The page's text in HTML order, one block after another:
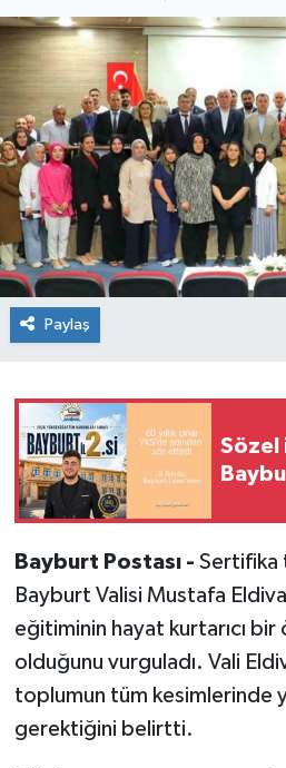
Paylaş
Sözel
Bayburt Postası - Sertifika
Bayburt Valisi Mustafa
eğitiminin hayat kurtarıcı bir
olduğunu vurguladı. Vali
toplumun tüm kesimlerinde
gerektiğini belirtti.